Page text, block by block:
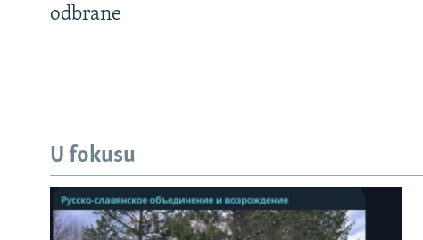
odbrane
U fokusu